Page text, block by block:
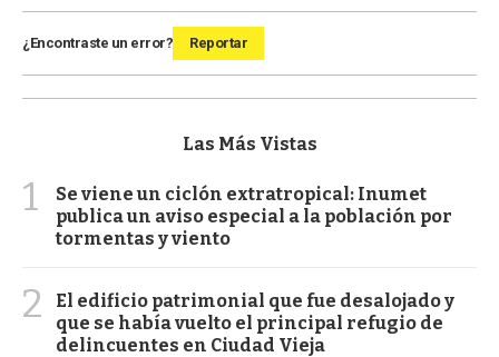
¿Encontraste un error? Reportar
Las Más Vistas
1
Se viene un ciclón extratropical: Inumet
publica un aviso especial a la población por
tormentas y viento
2
El edificio patrimonial que fue desalojado y
que se había vuelto el principal refugio de
delincuentes en Ciudad Vieja